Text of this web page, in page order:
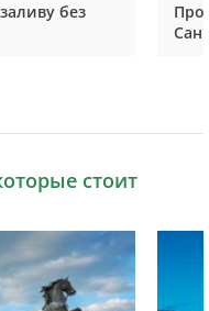
без
стоит